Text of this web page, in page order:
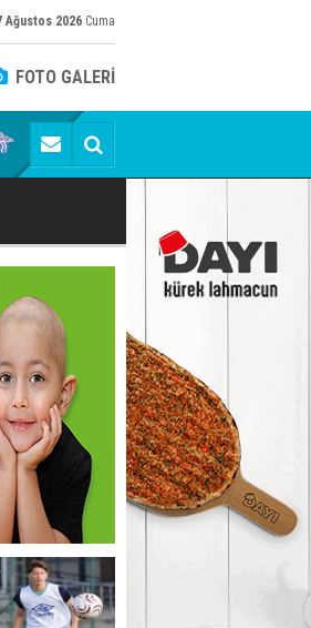
Ağustos 2026 Cuma
FOTO GALERİ
AKIN GÜRLEK'E AÇIK İHBAR!